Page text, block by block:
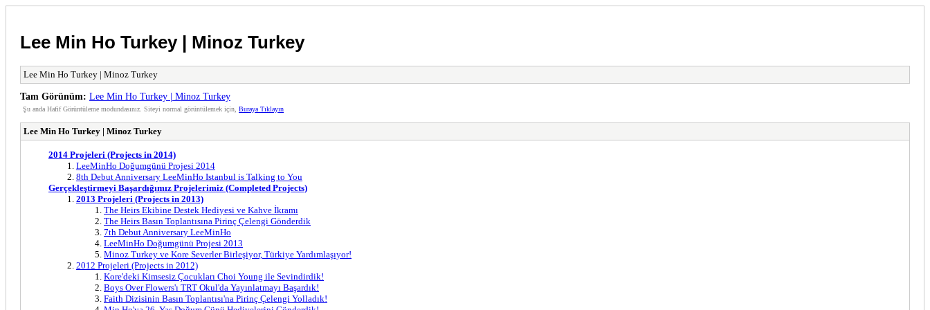
Lee Min Ho Turkey | Minoz Turkey
Lee Min Ho Turkey | Minoz Turkey
Tam Görünüm: Lee Min Ho Turkey | Minoz Turkey
Şu anda Hafif Görüntüleme modundasınız. Siteyi normal görüntülemek için, Buraya Tıklayın
Lee Min Ho Turkey | Minoz Turkey
2014 Projeleri (Projects in 2014)
LeeMinHo Doğumgünü Projesi 2014
8th Debut Anniversary LeeMinHo Istanbul is Talking to You
Gerçekleştirmeyi Başardığımız Projelerimiz (Completed Projects)
2013 Projeleri (Projects in 2013)
The Heirs Ekibine Destek Hediyesi ve Kahve İkramı
The Heirs Basın Toplantısına Pirinç Çelengi Gönderdik
7th Debut Anniversary LeeMinHo
LeeMinHo Doğumgünü Projesi 2013
Minoz Turkey ve Kore Severler Birleşiyor, Türkiye Yardımlaşıyor!
2012 Projeleri (Projects in 2012)
Kore'deki Kimsesiz Çocukları Choi Young ile Sevindirdik!
Boys Over Flowers'ı TRT Okul'da Yayınlatmayı Başardık!
Faith Dizisinin Basın Toplantısı'na Pirinç Çelengi Yolladık!